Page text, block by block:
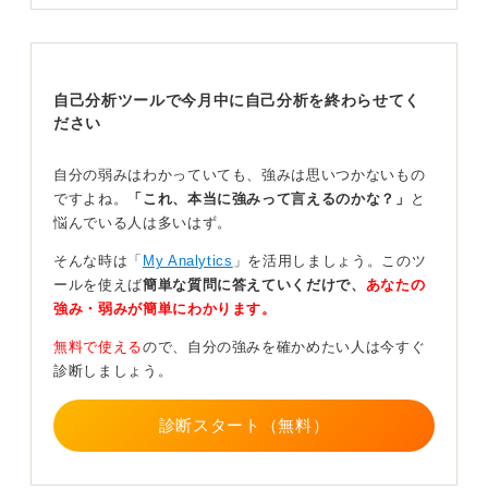
どのような業務でストレスを感じるのかが客観的にわか
ります。
ス領域として可視化されるでしょう。
次に、★4領域で「どんな環境・関係者がいたか」を共通
い。これにより、あなたが最もパフォーマンスを発揮で
きる環境が明確になります。
事のフィット条件として転職軸が明確になるでしょう。
この軸をもとに企業選びをすることで、入社後のミスマ
ッチを防ぎ、より満足度の高いキャリアを築くことがで
きるようになります。
自己分析は、単なる過去の振り返りではなく、未来のキ
自己分析ツールで今月中に自己分析を終わらせてく
ださい
自分の弱みはわかっていても、強みは思いつかないもの
ですよね。
「これ、本当に強みって言えるのかな？」
と
悩んでいる人は多いはず。
そんな時は「 My Analytics 」を活用しましょう。このツ
ールを使えば簡単な質問に答えていくだけで、 あなたの
強み・弱みが簡単にわかります。
無料で使えるので、自分の強みを確かめたい人は今すぐ
診断しましょう。
診断スタート（無料）